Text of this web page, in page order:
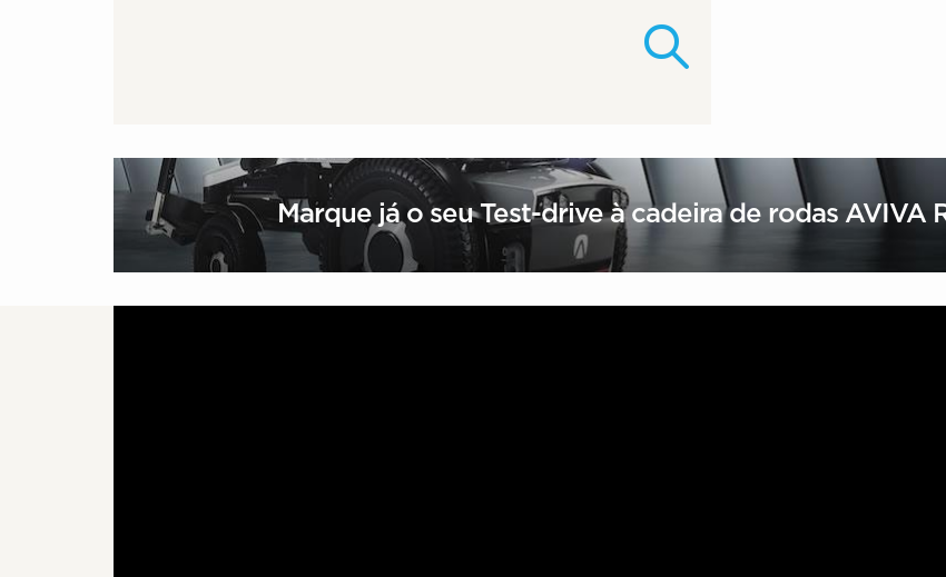
Marque já o seu Test-drive à cadeira de rodas AVIVA